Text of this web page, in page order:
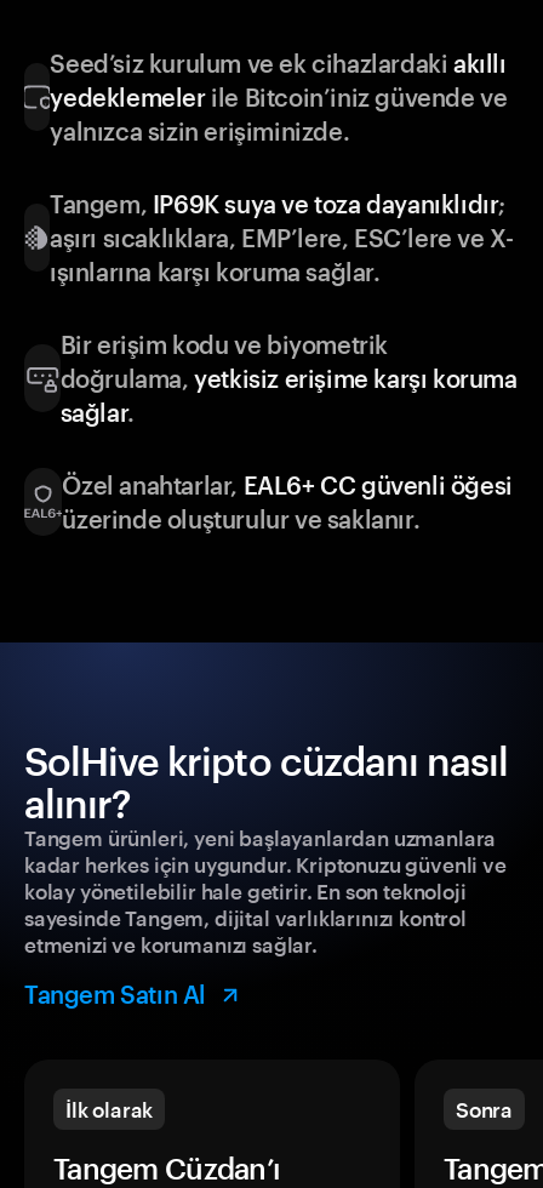
Seed’siz kurulum ve ek cihazlardakiakıllı
yedeklemelerile Bitcoin’iniz güvende ve
yalnızca sizin erişiminizde.
Tangem, IP69K suya ve toza dayanıklıdır;
aşırı sıcaklıklara, EMP’lere, ESC’lere ve X-
ışınlarına karşı koruma sağlar.
Bir erişim kodu ve biyometrik
doğrulama,yetkisiz erişime karşı koruma
sağlar.
Özel anahtarlar, EAL6+ CC güvenli öğesi
üzerinde oluşturulur ve saklanır.
SolHive kripto cüzdanı nasıl
alınır?
Tangem ürünleri, yeni başlayanlardan uzmanlara
kadar herkes için uygundur. Kriptonuzu güvenli ve
kolay yönetilebilir hale getirir. En son teknoloji
sayesinde Tangem, dijital varlıklarınızı kontrol
etmenizi ve korumanızı sağlar.
Tangem Satın Al
İlk olarak
Tangem Cüzdan’ı
Sonra